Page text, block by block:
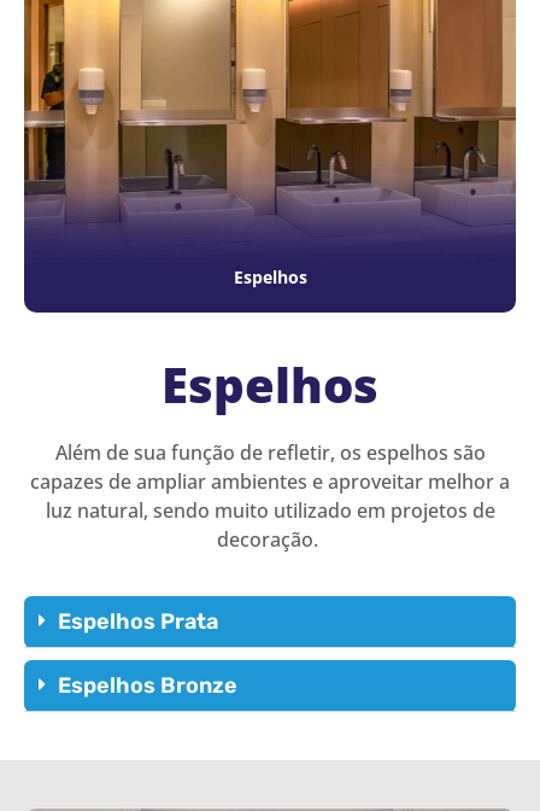
Espelhos
Espelhos
Além de sua função de refletir, os espelhos são
capazes de ampliar ambientes e aproveitar melhor a
luz natural, sendo muito utilizado em projetos de
decoração.
Espelhos Prata
Espelhos Bronze